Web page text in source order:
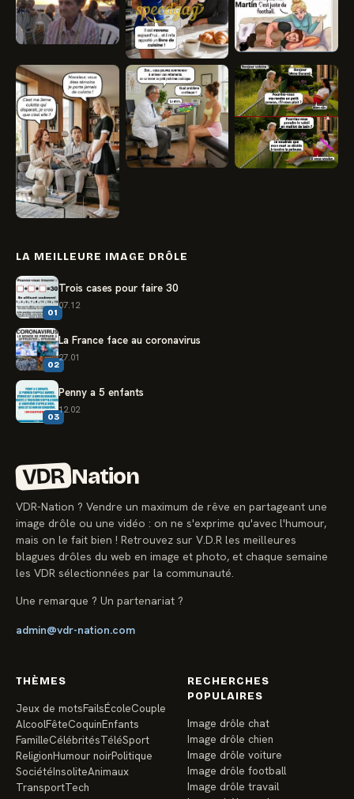
LA MEILLEURE IMAGE DRÔLE
01
Trois cases pour faire 30
07.12
02
La France face au coronavirus
27.01
03
Penny a 5 enfants
12.02
VDR Nation
VDR-Nation ? Vendre un maximum de rêve en partageant une
image drôle ou une vidéo : on ne s'exprime qu'avec l'humour,
mais on le fait bien ! Retrouvez sur V.D.R les meilleures
blagues drôles du web en image et photo, et chaque semaine
les VDR sélectionnées par la communauté.
Une remarque ? Un partenariat ?
admin@vdr-nation.com
THÈMES
Jeux de motsFailsÉcoleCouple
AlcoolFêteCoquinEnfants
FamilleCélébritésTéléSport
ReligionHumour noirPolitique
SociétéInsoliteAnimaux
TransportTech
RECHERCHES
POPULAIRES
Image drôle chat
Image drôle chien
Image drôle voiture
Image drôle football
Image drôle travail